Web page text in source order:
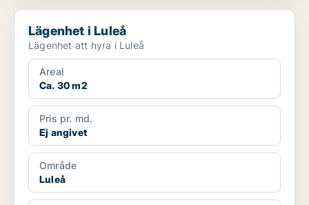
Lägenhet i Luleå
Lägenhet i Luleå
Lägenhet att hyra i Luleå
Areal
Ca. 30 m2
Pris pr. md.
Ej angivet
Område
Luleå